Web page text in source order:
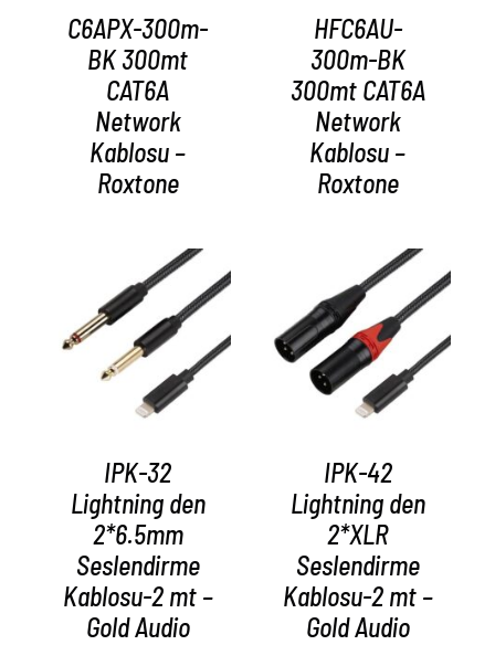
C6APX-300m-
BK 300mt
CAT6A
Network
Kablosu –
Roxtone
HFC6AU-
300m-BK
300mt CAT6A
Network
Kablosu –
Roxtone
AYRINTILAR
IPK-32
Lightning den
2*6.5mm
Seslendirme
Kablosu-2 mt –
Gold Audio
AYRINTILAR
IPK-42
Lightning den
2*XLR
Seslendirme
Kablosu-2 mt –
Gold Audio